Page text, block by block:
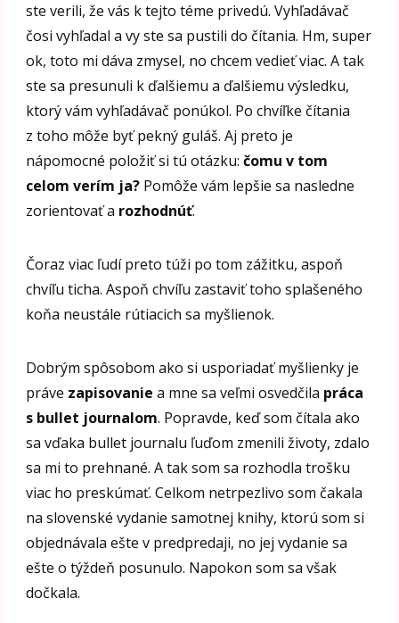
ste verili, že vás k tejto téme privedú. Vyhľadávač
čosi vyhľadal a vy ste sa pustili do čítania. Hm, super
ok, toto mi dáva zmysel, no chcem vedieť viac. A tak
ste sa presunuli k ďalšiemu a ďalšiemu výsledku,
ktorý vám vyhľadávač ponúkol. Po chvíľke čítania
z toho môže byť pekný guláš. Aj preto je
nápomocné položiť si tú otázku:čomu v tom
celom verím ja? Pomôže vám lepšie sa nasledne
zorientovať a rozhodnúť.
Čoraz viac ľudí preto túži po tom zážitku, aspoň
chvíľu ticha. Aspoň chvíľu zastaviť toho splašeného
koňa neustále rútiacich sa myšlienok.
Dobrým spôsobom ako si usporiadať myšlienky je
práve zapisovaniea mne sa veľmi osvedčila práca
s bullet journalom. Popravde, keď som čítala ako
sa vďaka bullet journalu ľuďom zmenili životy, zdalo
sa mi to prehnané. A tak som sa rozhodla trošku
viac ho preskúmať. Celkom netrpezlivo som čakala
na slovenské vydanie samotnej knihy, ktorú som si
objednávala ešte v predpredaji, no jej vydanie sa
ešte o týždeň posunulo. Napokon som sa však
dočkala.